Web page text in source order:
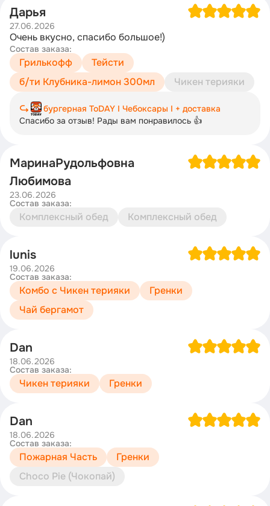
Дарья
27.06.2026
Очень вкусно, спасибо большое!)
Состав заказа:
Грилькофф
Тейсти
б/ти Клубника-лимон 300мл
Чикен терияки
бургерная ToDAY I Чебоксары I + доставка
Спасибо за отзыв! Рады вам понравилось 👍
МаринаРудольфовна
Любимова
23.06.2026
Состав заказа:
Комплексный обед Комплексный обед
lunis
19.06.2026
Состав заказа:
Комбо с Чикен терияки
Гренки
Чай бергамот
Dan
18.06.2026
Состав заказа:
Чикен терияки Гренки
Dan
18.06.2026
Состав заказа:
Пожарная Часть
Гренки
Choco Pie (Чокопай)